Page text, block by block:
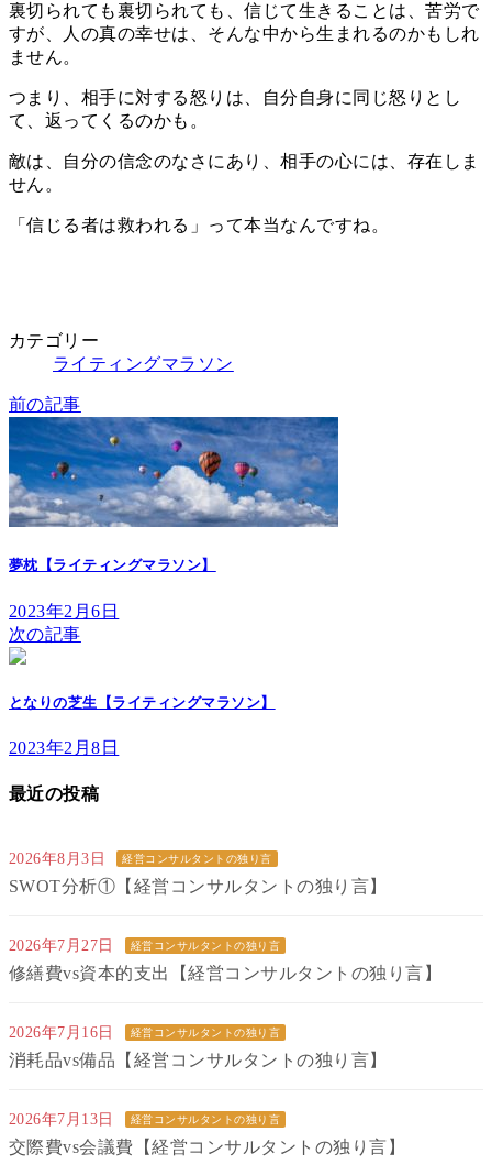
裏切られても裏切られても、信じて生きることは、苦労で
すが、人の真の幸せは、そんな中から生まれるのかもしれ
ません。
つまり、相手に対する怒りは、自分自身に同じ怒りとし
て、返ってくるのかも。
敵は、自分の信念のなさにあり、相手の心には、存在しま
せん。
「信じる者は救われる」って本当なんですね。
カテゴリー
ライティングマラソン
前の記事
夢枕【ライティングマラソン】
2023年2月6日
次の記事
となりの芝生【ライティングマラソン】
2023年2月8日
最近の投稿
2026年8月3日 経営コンサルタントの独り言
SWOT分析①【経営コンサルタントの独り言】
2026年7月27日 経営コンサルタントの独り言
修繕費vs資本的支出【経営コンサルタントの独り言】
2026年7月16日 経営コンサルタントの独り言
消耗品vs備品【経営コンサルタントの独り言】
2026年7月13日 経営コンサルタントの独り言
交際費vs会議費【経営コンサルタントの独り言】